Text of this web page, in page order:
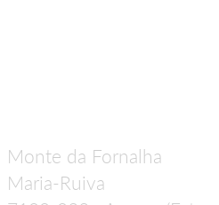
Monte da Fornalha
Maria-Ruiva